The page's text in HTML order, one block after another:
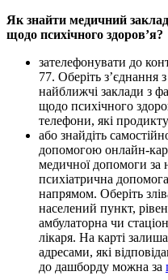
Як знайти медичний
щодо психічного здоров’я?
зателефонувати до
77. Оберіть з’єднання
найближчі заклади з
щодо психічного
телефони, які
або знайдіть
допомогою онлайн-
медичної допомоги за
психіатрична
напрямом. Оберіть
населений пункт,
амбулаторна чи
лікаря. На карті
адресами, які
до дашборду можна за